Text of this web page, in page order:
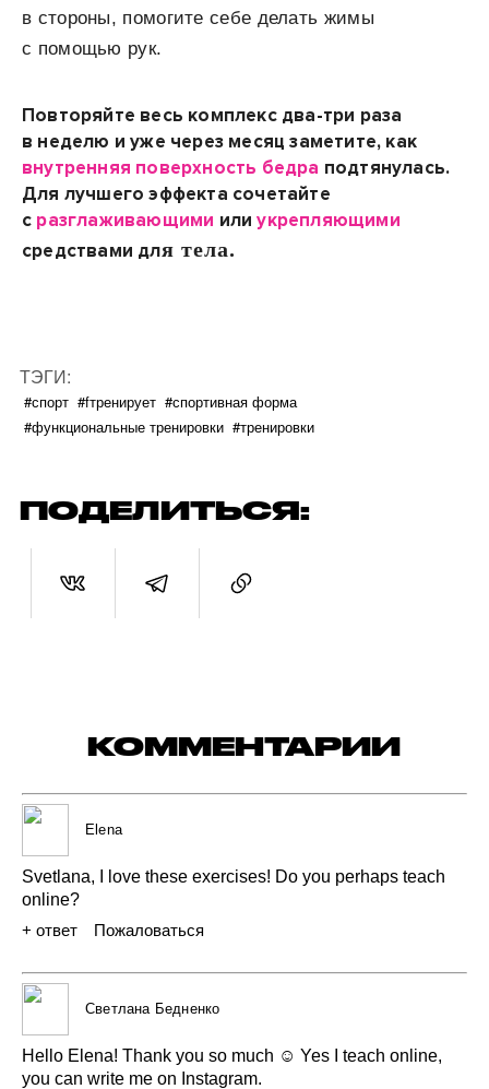
в стороны, помогите себе делать жимы
с помощью рук.
Повторяйте весь комплекс два-три раза
в неделю и уже через месяц заметите, как
внутренняя поверхность бедра подтянулась.
Для лучшего эффекта сочетайте
с разглаживающими илиукрепляющими
средствами для тела.
ТЭГИ:
#спорт #fтренирует #спортивная форма
#функциональные тренировки #тренировки
ПОДЕЛИТЬСЯ:
КОММЕНТАРИИ
Elena
Svetlana, love these exercises! Do you perhaps teach
online?
+ ответ
Пожаловаться
Светлана Бедненко
Hello Elena! Thank you so much ☺️ Yes teach online,
you can write me on Instagram.